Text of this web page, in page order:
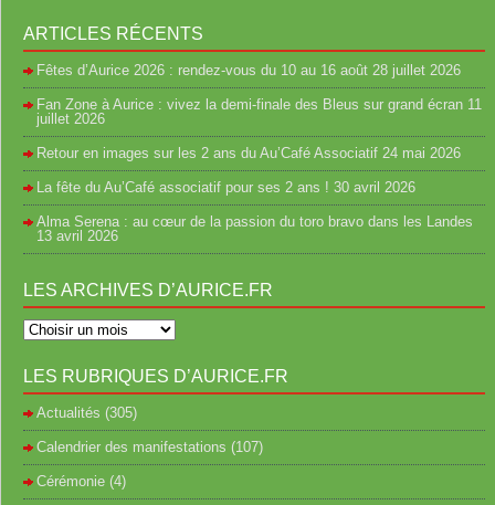
ARTICLES RÉCENTS
Fêtes d’Aurice 2026 : rendez-vous du 10 au 16 août 28 juillet 2026
Fan Zone à Aurice : vivez la demi-finale des Bleus sur grand écran 11
juillet 2026
Retour en images sur les 2 ans du Au’Café Associatif 24 mai 2026
La fête du Au’Café associatif pour ses 2 ans ! 30 avril 2026
Alma Serena : au cœur de la passion du toro bravo dans les Landes
13 avril 2026
LES ARCHIVES D’AURICE.FR
LES RUBRIQUES D’AURICE.FR
Actualités (305)
Calendrier des manifestations (107)
Cérémonie (4)